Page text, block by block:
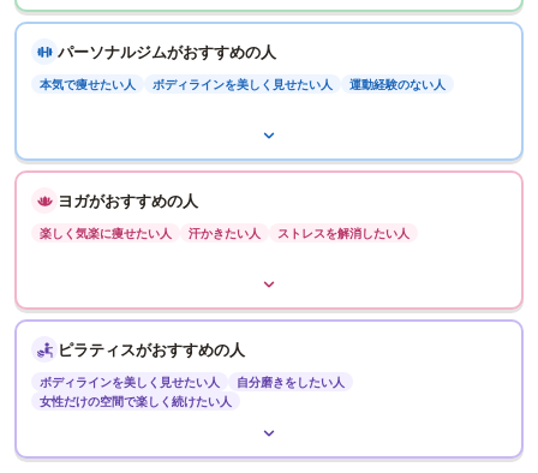
パーソナルジムがおすすめの人
本気で痩せたい人 ボディラインを美しく見せたい人 運動経験のない人
ヨガがおすすめの人
楽しく気楽に痩せたい人 汗かきたい人 ストレスを解消したい人
ピラティスがおすすめの人
ボディラインを美しく見せたい人
自分磨きをしたい人
女性だけの空間で楽しく続けたい人